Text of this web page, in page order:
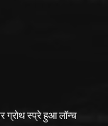
ग्रोथ स्प्रे हुआ लॉन्च